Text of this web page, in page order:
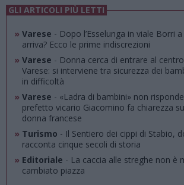
GLI ARTICOLI PIÙ LETTI
» Varese - Dopo l’Esselunga in viale Borri
arriva? Ecco le prime indiscrezioni
» Varese - Donna cerca di entrare al
Varese: si interviene tra sicurezza dei
in difficoltà
» Varese - «Ladra di bambini» non
prefetto vicario Giacomino fa chiarezza
donna francese
» Turismo - Il Sentiero dei cippi di Stabio,
racconta cinque secoli di storia
» Editoriale - La caccia alle streghe non è
cambiato piazza